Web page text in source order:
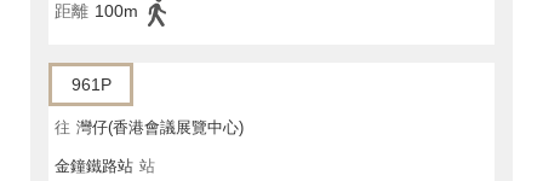
距離 100m
961P
往 灣仔(香港會議展覽中心)
金鐘鐵路站 站